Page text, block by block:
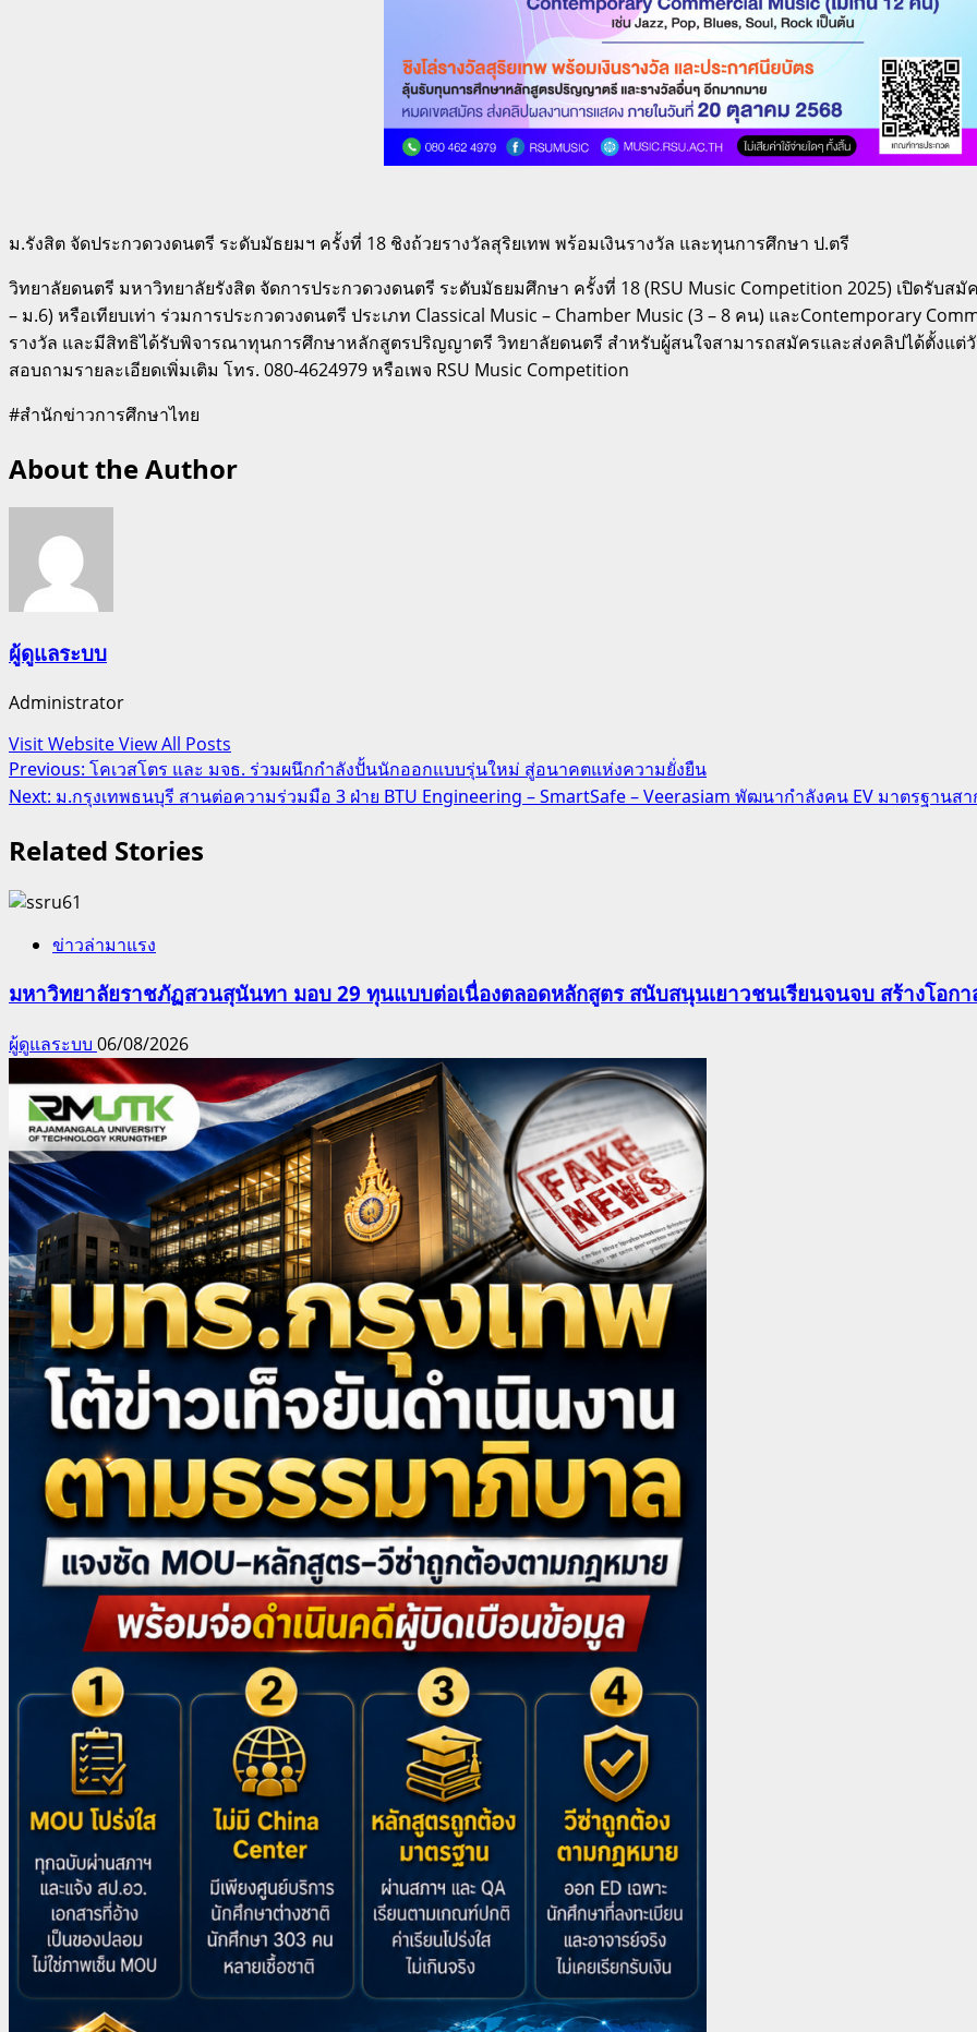
ม.รังสิต จัดประกวดวงดนตรี ระดับมัธยมฯ ครั้งที่ 18 ชิงถ้วยรางวัลสุริยเทพ พร้อมเงินรางวัล และทุนการศึกษา ป.ตรี
วิทยาลัยดนตรี มหาวิทยาลัยรังสิต จัดการประกวดวงดนตรี ระดับมัธยมศึกษา ครั้งที่ 18 (RSU Music Competition 2025) เปิดรับ
– ม.6) หรือเทียบเท่า ร่วมการประกวดวงดนตรี ประเภท Classical Music – Chamber Music (3 – 8 คน) และContemporary
รางวัล และมีสิทธิได้รับพิจารณาทุนการศึกษาหลักสูตรปริญญาตรี วิทยาลัยดนตรี สำหรับผู้สนใจสามารถสมัครและส่งคลิปได้ตั้งแต่
สอบถามรายละเอียดเพิ่มเติม โทร. 080-4624979 หรือเพจ RSU Music Competition
#สำนักข่าวการศึกษาไทย
About the Author
ผู้ดูแลระบบ
Administrator
Visit WebsiteView All Posts
Post
navigation
Previous: โคเวสโตร และ มจธ. ร่วมผนึกกำลังปั้นนักออกแบบรุ่นใหม่ สู่อนาคตแห่งความยั่งยืน
Next: ม.กรุงเทพธนบุรี สานต่อความร่วมมือ 3 ฝ่าย BTU Engineering – SmartSafe – Veerasiam พัฒนากำลังคน EV มาตรฐานส
Related Stories
ข่าวล่ามาแรง
มหาวิทยาลัยราชภัฏสวนสุนันทา มอบ 29 ทุนแบบต่อเนื่องตลอดหลักสูตร สนับสนุนเยาวชนเรียนจนจบ สร้างโอกา
ผู้ดูแลระบบ 06/08/2026